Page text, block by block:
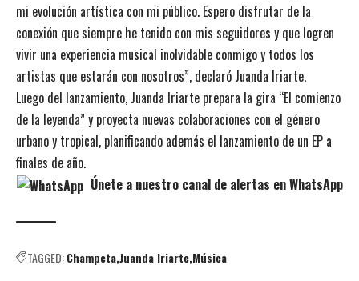
mi evolución artística con mi público. Espero disfrutar de la
conexión que siempre he tenido con mis seguidores y que logren
vivir una experiencia musical inolvidable conmigo y todos los
artistas que estarán con nosotros”, declaró Juanda Iriarte.
Luego del lanzamiento, Juanda Iriarte prepara la gira “El comienzo
de la leyenda” y proyecta nuevas colaboraciones con el género
urbano y tropical, planificando además el lanzamiento de un EP a
finales de año.
Únete a nuestro canal de alertas en WhatsApp
TAGGED:ChampetaJuanda Iriarte Música